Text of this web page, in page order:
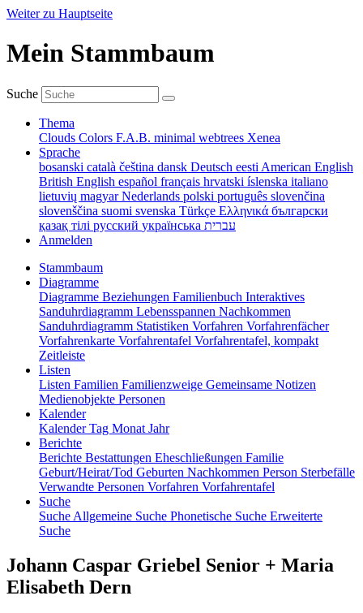
Weiter zu Hauptseite
Mein Stammbaum
Suche
Thema
Clouds Colors F.A.B. minimal webtrees Xenea
Sprache
bosanski català čeština dansk Deutsch eesti American English
British English español français hrvatski íslenska italiano
lietuvių magyarNederlands polski português slovenčina
slovenščina suomi svenska Türkçe Ελληνικά български
қазақ тілі русский українська עברית
Anmelden
Stammbaum
Diagramme
Diagramme Beziehungen Familienbuch Interaktives
Sanduhrdiagramm Lebensspannen Nachkommen
Sanduhrdiagramm Statistiken Vorfahren Vorfahrenfächer
Vorfahrenkarte Vorfahrentafel Vorfahrentafel, kompakt
Zeitleiste
Listen
Listen Familien Familienzweige Gemeinsame Notizen
Medienobjekte Personen
Kalender
KalenderTag Monat Jahr
Berichte
Berichte Bestattungen Eheschließungen Familie
Geburt/Heirat/Tod Geburten Nachkommen Person Sterbefälle
Verwandte Personen Vorfahren Vorfahrentafel
Suche
Suche Allgemeine Suche Phonetische Suche Erweiterte
Suche
Johann Caspar Griebel Senior + Maria
Elisabeth Dern